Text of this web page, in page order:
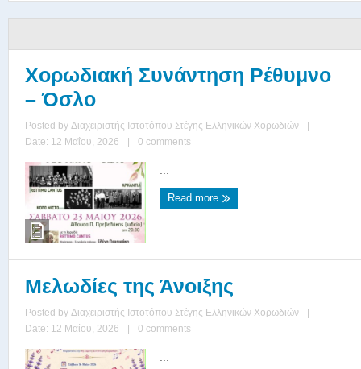
Χορωδιακή Συνάντηση Ρέθυμνο
– Όσλο
Posted by Διαχειριστής Ιστοτόπου Στέγης Ελληνικών Χορωδιών
|
Date: 12 Μαΐου, 2026
| 0 comments
Read more
Μελωδίες της Άνοιξης
Posted by Διαχειριστής Ιστοτόπου Στέγης Ελληνικών Χορωδιών
|
Date: 12 Μαΐου, 2026
| 0 comments